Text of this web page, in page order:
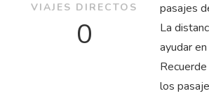
pasajes
La
ayudar
los
VIAJES DIRECTOS
0